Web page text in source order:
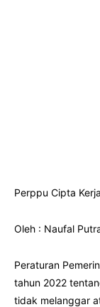
Perppu Cipta
Oleh : Naufal
Peraturan
tahun 2022
tidak melanggar